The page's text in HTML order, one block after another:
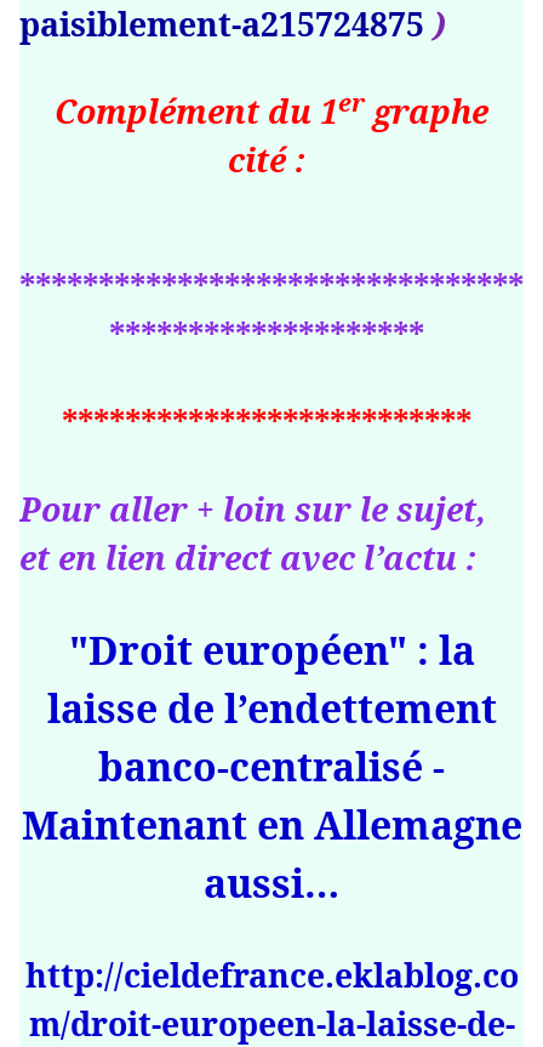
paisiblement-a215724875 )
Complément du 1er graphe
cité :
********************************
********************
**************************
Pour aller + loin sur le sujet,
et en lien direct avec l’actu :
"Droit européen" : la
laisse de l’endettement
banco-centralisé -
Maintenant en Allemagne
aussi…
http://cieldefrance.eklablog.co
m/droit-europeen-la-laisse-de-